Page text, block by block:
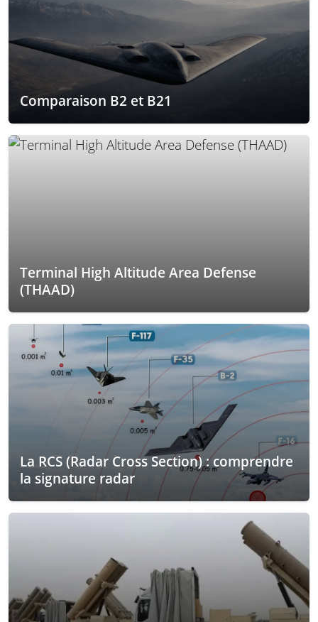
Comparaison B2 et B21
Terminal High Altitude Area Defense
(THAAD)
La RCS (Radar Cross Section) : comprendre
la signature radar